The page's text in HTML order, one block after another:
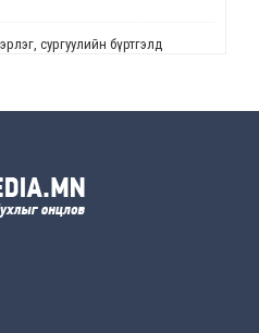
сургуулийн бүртгэлд